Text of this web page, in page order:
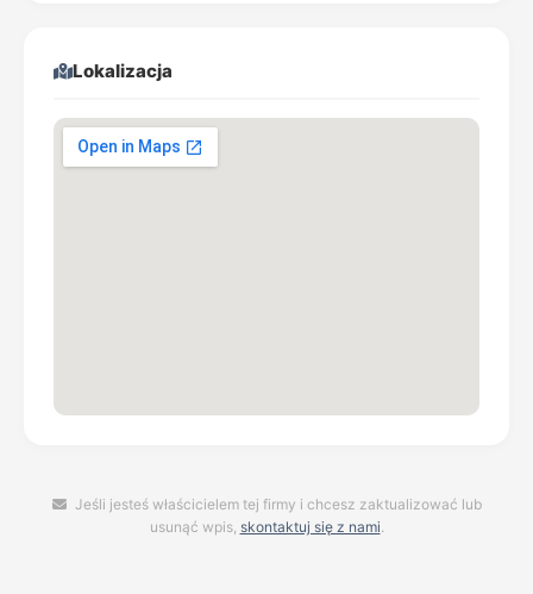
Lokalizacja
Jeśli jesteś właścicielem tej firmy i chcesz zaktualizować lub
usunąć wpis, skontaktuj się z nami.